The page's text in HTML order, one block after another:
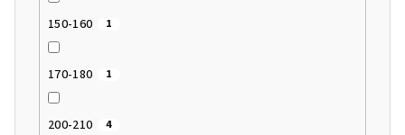
150-160 1
170-180 1
200-210 4